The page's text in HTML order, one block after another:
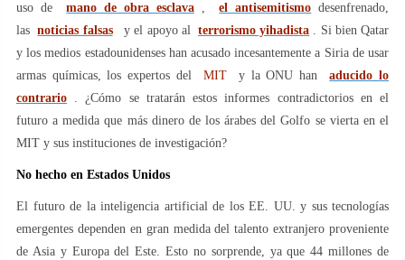
uso demano de obra esclava,el antisemitismo desenfrenado,
lasnoticias falsasy el apoyo alterrorismo yihadista . Si bien Qatar
y los medios estadounidenses han acusado incesantemente a Siria de usar
armas químicas, los expertos del MITy la ONU hanaducido lo
contrario . ¿Cómo se tratarán estos informes contradictorios en el
futuro a medida que más dinero de los árabes del Golfo se vierta en el
MIT y sus instituciones de investigación?
No hecho en Estados Unidos
El futuro de la inteligencia artificial de los EE. UU. y sus tecnologías
emergentes dependen en gran medida del talento extranjero proveniente
de Asia y Europa del Este. Esto no sorprende, ya que 44 millones de